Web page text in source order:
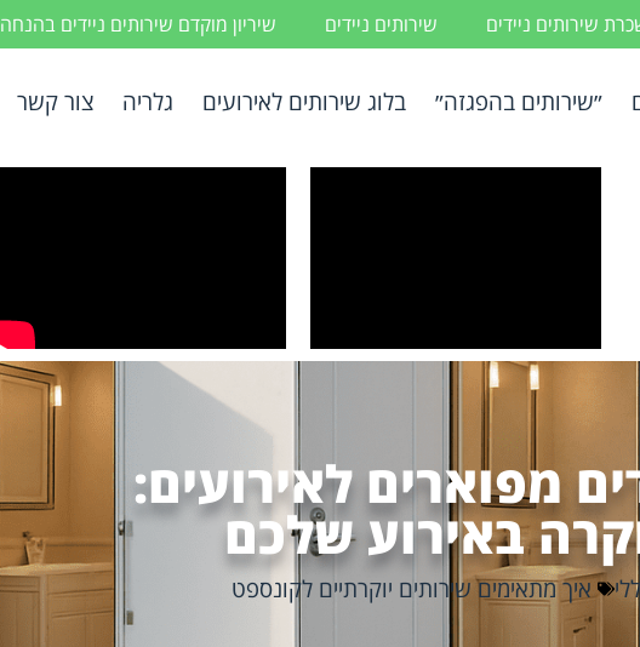
שירותים ניידים שירותים ניידים שיריון מוקדם שירותים ניידים בהנחה
״שירותים בהפגזה״ בלוג שירותים לאירועים גלריה צור קשר
מפוארים לאירועים:
באירוע שלכם
איך מתאימים שירותים יוקרתיים לקונספט